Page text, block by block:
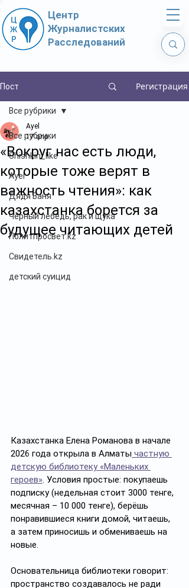
Центр
Журналистских
Расследований
Пост Регистрация
Все рубрики
Shishkin_like
Ayel
Дядя Ваня
Чёрный лебедь, рак и щука
Политпросвет.kz
Свидетель.kz
детский суицид
Все рубрики
«Вокруг нас есть люди,
которые тоже верят в
важность чтения»: как
казахстанка борется за
будущее читающих детей
Ayel
17 апр.
Казахстанка Елена Романова в начале
2026 года открыла в Алматы частную
детскую библиотеку «Маленьких
героев». Условия простые: покупаешь
подписку (недельная стоит 3000 тенге,
месячная – 10 000 тенге), берёшь
понравившиеся книги домой, читаешь,
а затем приносишь и обмениваешь на
новые.
Основательница библиотеки говорит:
пространство создавалось не ради